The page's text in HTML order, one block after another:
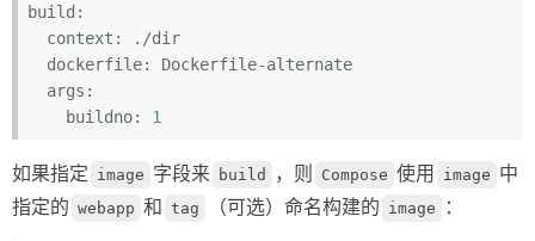
build:
  context:
  dockerfile:
  args:
    buildno:
1
如果指定 image 字段来 build ，则 Compose 使用 image 中
指定的 webapp 和 tag （可选）命名构建的 image ：